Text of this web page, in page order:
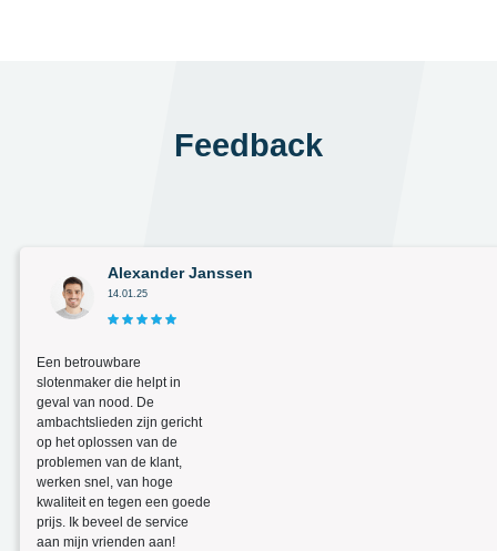
Feedback
Alexander Janssen
14.01.25
Een betrouwbare
slotenmaker die helpt in
geval van nood. De
ambachtslieden zijn gericht
op het oplossen van de
problemen van de klant,
werken snel, van hoge
kwaliteit en tegen een goede
prijs. Ik beveel de service
aan mijn vrienden aan!